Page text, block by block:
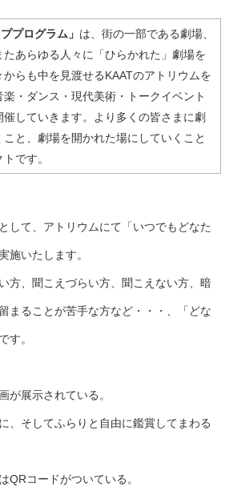
プログラム」 は、街の一部である劇場、
あらゆる人々に「ひらかれた」劇場を
らも中を見渡せるKAATのアトリウムを
・ダンス・現代美術・トークイベント
していきます。より多くの皆さまに劇
と、劇場を開かれた場にしていくこと
です。
して、アトリウムにて「いつでもどなた
施いたします。
方、聞こえづらい方、聞こえない方、暗
まることが苦手な方など・・・、「どな
す。
展示されている。
、そしてふらりと自由に鑑賞してまわる
QRコードがついている。